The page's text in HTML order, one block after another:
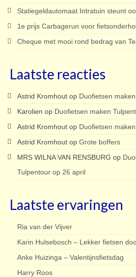
Statiegeldautomaat Intratuin steunt
1e prijs Carbagerun voor
Cheque met mooi rond bedrag van
Laatste reacties
Astrid Kromhout op Duofietsen
Karolien op Duofietsen maken
Astrid Kromhout op Duofietsen
Astrid Kromhout op Grote boffers
MRS WILNA VAN RENSBURG op
Tulpentour op 26 april
Laatste ervaringen
Ria van der Vijver
Karin Hulsebosch – Lekker fietsen
Anke Huizinga – Valentijnsfietsdag
Harry Roos